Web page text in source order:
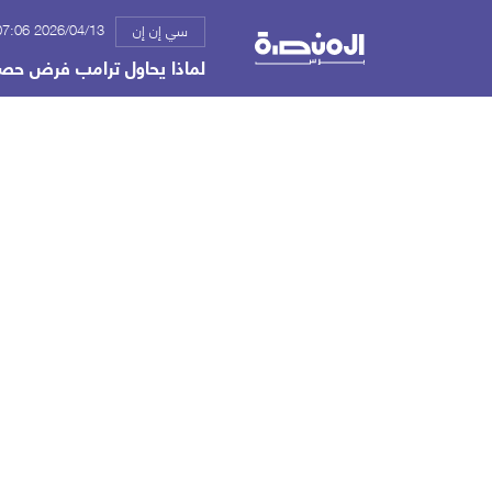
سي إن إن 2026/04/13 07:06 م
لماذا يحاول ترامب فرض